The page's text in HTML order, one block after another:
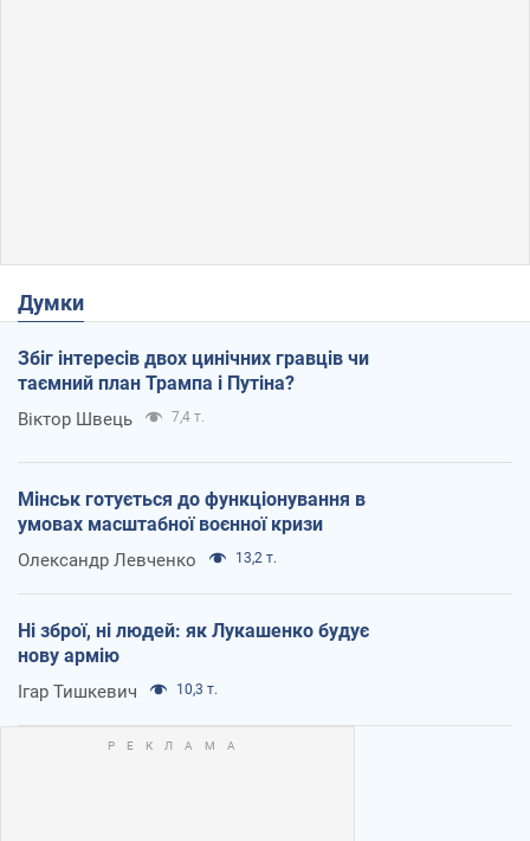
Думки
Збіг інтересів двох цинічних гравців чи
таємний план Трампа і Путіна?
Віктор Швець 7,4 т.
Мінськ готується до функціонування в
умовах масштабної воєнної кризи
Олександр Левченко 13,2 т.
Ні зброї, ні людей: як Лукашенко будує
нову армію
Ігар Тишкевич 10,3 т.